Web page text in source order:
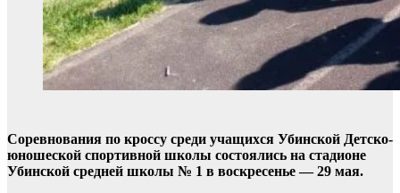
Соревнования по кроссу среди учащихся Убинской Детско-
юношеской спортивной школы состоялись на стадионе
Убинской средней школы № 1 в воскресенье — 29 мая.